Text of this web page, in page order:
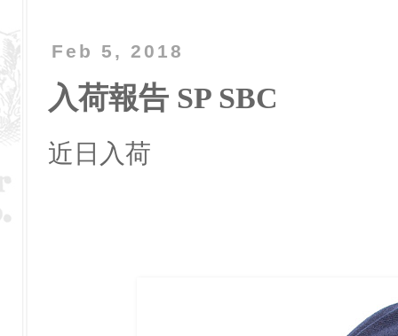
Feb 5, 2018
入荷報告 SP SBC
近日入荷